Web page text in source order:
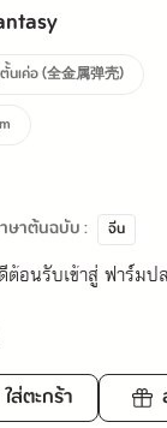
นเค่อ (全金属弹壳)
ษาต้นฉบับ : จีน
อนรับเข้าสู่ ฟาร์มป
ใส่ตะกร้า